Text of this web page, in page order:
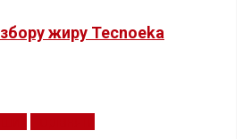
жиру Tecnoeka